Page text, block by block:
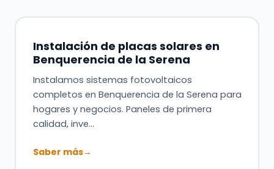
Instalación de placas solares en
Benquerencia de la Serena
Instalamos sistemas fotovoltaicos
completos en Benquerencia de la Serena para
hogares y negocios. Paneles de primera
calidad, inve…
Saber más→